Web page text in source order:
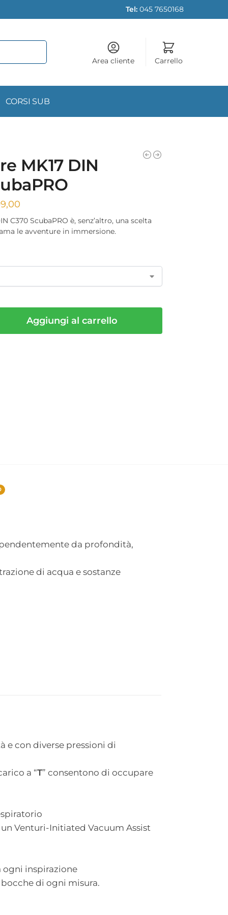
Tel: 045 7650168
Area cliente Carrello
CORSI SUB
MK17 DIN
C370 ScubaPRO è, senz’altro, una scelta
le avventure in immersione.
Aggiungi al carrello
da profondità,
di acqua e sostanze
e con diverse pressioni di
a “T” consentono di occupare
Venturi-Initiated Vacuum Assist
ogni inspirazione
di ogni misura.